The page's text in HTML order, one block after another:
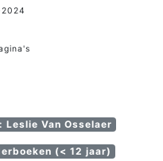
Van Osselaer
(< 12 jaar)